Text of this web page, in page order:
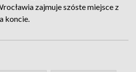
zajmuje szóste miejsce z
koncie.